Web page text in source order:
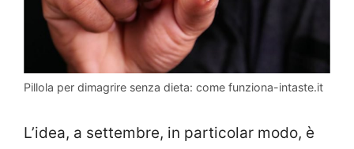
Pillola per dimagrire senza dieta: come funziona-intaste.it
L’idea, a settembre, in particolar modo, è